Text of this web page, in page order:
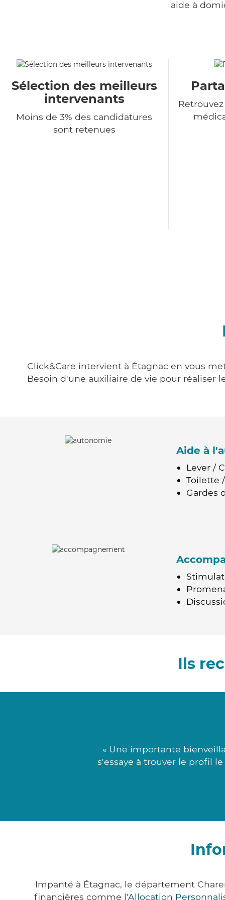
aide à
Sélection des meilleurs
intervenants
Moins de 3% des candidatures
sont retenues
Click&Care intervient à Étagnac en vous
Besoin d'une auxiliaire de vie pour réaliser
Aide à
Lever /
Toilette
Gardes
Ils
« Une importante
s'essaye à trouver le profil
Impanté à Étagnac, le département
financières comme l'Allocation